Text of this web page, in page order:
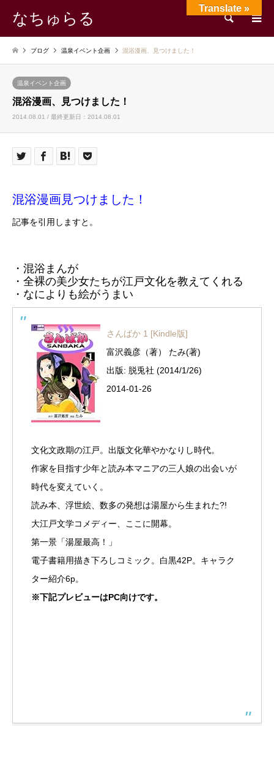
なちゅらる 検索
ブログ 温泉イベント企画 混浴漫画、見つけました！
温泉イベント企画
混浴漫画、見つけました！
2014.08.01 / 最終更新日：2014.08.01
混浴漫画見つけました！
記事を引用しますと。
・混浴まんが
・全裸の美少女たちが江戸文化を教えてくれる
・なによりも絵がうまい
さんばか 1 [Kindle版]
富沢義彦（著） たみ(著)
出版: 脱兎社 (2014/1/26)
2014-01-26
文化文政期の江戸。出版文化華やかなりし時代。
作家を目指す少年と読み本マニアの三人娘の出会いが
時代を変えていく。
読み本、浮世絵、数多の発想は湯屋から生まれた?!
大江戸文学コメディー、ここに開幕。
第一景「湯屋最高！」
電子書籍用描き下ろしコミック。白黒42P。キャラク
ター紹介6p。
※下記プレビューはPC向けです。
Translate »